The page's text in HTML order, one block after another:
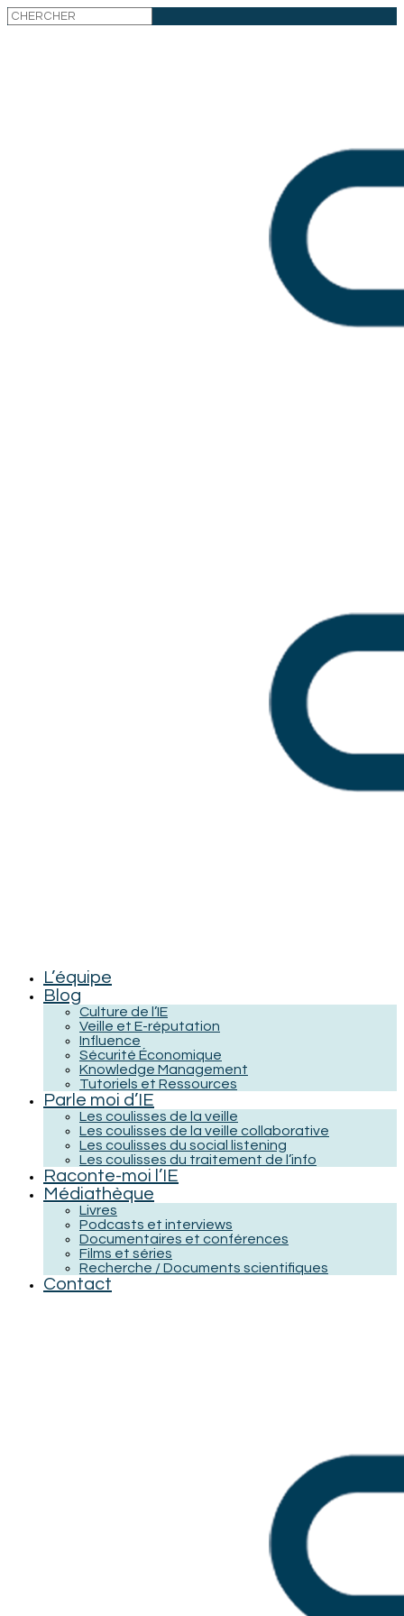
L’équipe
Blog
Culture de l’IE
Veille et E-réputation
Influence
Sécurité Économique
Knowledge Management
Tutoriels et Ressources
Parle moi d’IE
Les coulisses de la veille
Les coulisses de la veille collaborative
Les coulisses du social listening
Les coulisses du traitement de l’info
Raconte-moi l’IE
Médiathèque
Livres
Podcasts et interviews
Documentaires et conférences
Films et séries
Recherche / Documents scientifiques
Contact